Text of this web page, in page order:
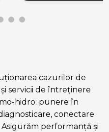
cazurilor de
servicii de întreținere
hidro: punere în
conectare
performanță și